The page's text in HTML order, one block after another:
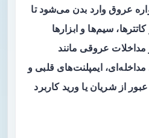
عروق وارد بدن می‌شود تا
سیم‌ها و ابزارها
عروقی مانند
مداخله‌ای، ایمپلنت‌های قلبی و
از شریان یا ورید کاربرد